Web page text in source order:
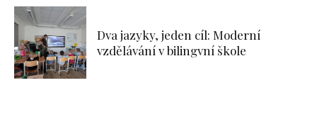
Dva jazyky, jeden cíl: Moderní
vzdělávání v bilingvní škole